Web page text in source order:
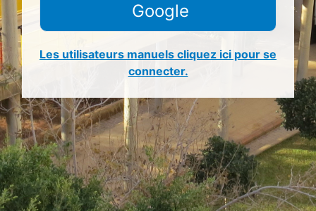
Google
Les utilisateurs manuels cliquez ici pour se
connecter.